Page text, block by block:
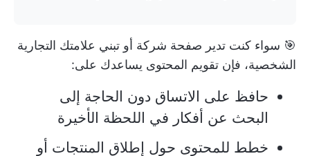
🎯 سواء كنت تدير صفحة شركة أو تبني علامتك التجارية
الشخصية، فإن تقويم المحتوى يساعدك على:
حافظ على الاتساق دون الحاجة إلى
البحث عن أفكار في اللحظة الأخيرة
خطط للمحتوى حول إطلاق المنتجات أو